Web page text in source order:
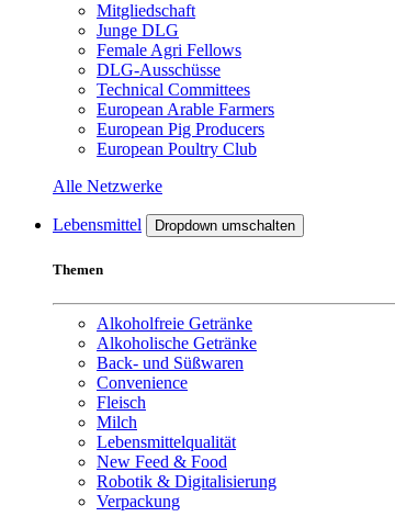
Mitgliedschaft
Junge DLG
Female Agri Fellows
DLG-Ausschüsse
Technical Committees
European Arable Farmers
European Pig Producers
European Poultry Club
Alle Netzwerke
Lebensmittel Dropdown umschalten
Themen
Alkoholfreie Getränke
Alkoholische Getränke
Back- und Süßwaren
Convenience
Fleisch
Milch
Lebensmittelqualität
New Feed & Food
Robotik & Digitalisierung
Verpackung